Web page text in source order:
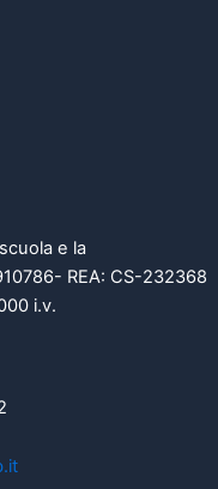
e la
REA: CS-232368
i.v.